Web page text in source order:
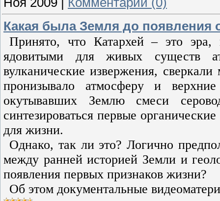
Какая была Земля до появления
Принято, что Катархей – это эра,
ядовитыми для живых существ
вулканические извержения,
пронизывало атмосферу и
окутывавших Землю смеси
синтезироваться первые
для жизни.
Однако, так ли это? Логично
между ранней историей Земли и
появления первых признаков жизни?
Об этом документальные